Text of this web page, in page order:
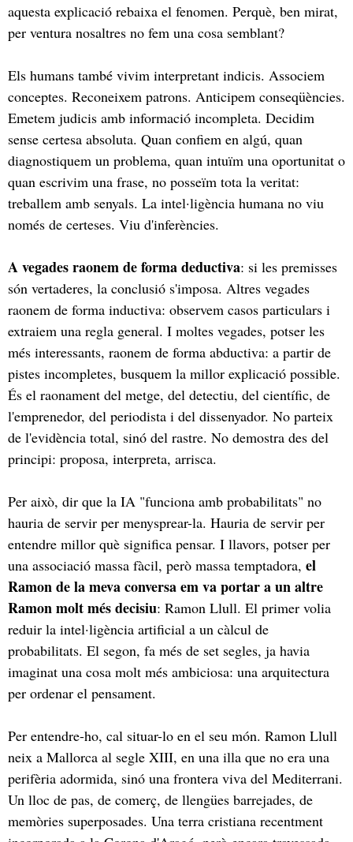
aquesta explicació rebaixa el fenomen. Perquè, ben mirat,
per ventura nosaltres no fem una cosa semblant?
Els humans també vivim interpretant indicis. Associem
conceptes. Reconeixem patrons. Anticipem conseqüències.
Emetem judicis amb informació incompleta. Decidim
sense certesa absoluta. Quan confiem en algú, quan
diagnostiquem un problema, quan intuïm una oportunitat o
quan escrivim una frase, no posseïm tota la veritat:
treballem amb senyals. La intel·ligència humana no viu
només de certeses. Viu d'inferències.
A vegades raonem de forma deductiva: si les premisses
són vertaderes, la conclusió s'imposa. Altres vegades
raonem de forma inductiva: observem casos particulars i
extraiem una regla general. I moltes vegades, potser les
més interessants, raonem de forma abductiva: a partir de
pistes incompletes, busquem la millor explicació possible.
És el raonament del metge, del detectiu, del científic, de
l'emprenedor, del periodista i del dissenyador. No parteix
de l'evidència total, sinó del rastre. No demostra des del
principi: proposa, interpreta, arrisca.
Per això, dir que la IA "funciona amb probabilitats" no
hauria de servir per menysprear-la. Hauria de servir per
entendre millor què significa pensar. I llavors, potser per
una associació massa fàcil, però massa temptadora, el
Ramon de la meva conversa em va portar a un altre
Ramon molt més decisiu: Ramon Llull. El primer volia
reduir la intel·ligència artificial a un càlcul de
probabilitats. El segon, fa més de set segles, ja havia
imaginat una cosa molt més ambiciosa: una arquitectura
per ordenar el pensament.
Per entendre-ho, cal situar-lo en el seu món. Ramon Llull
neix a Mallorca al segle XIII, en una illa que no era una
perifèria adormida, sinó una frontera viva del Mediterrani.
Un lloc de pas, de comerç, de llengües barrejades, de
memòries superposades. Una terra cristiana recentment